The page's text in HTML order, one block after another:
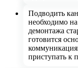
Подводить
необходимо
демонтажа
готовится
приступать к